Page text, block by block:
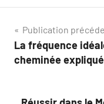
Navigation
de
Publication
La fréquence
cheminée